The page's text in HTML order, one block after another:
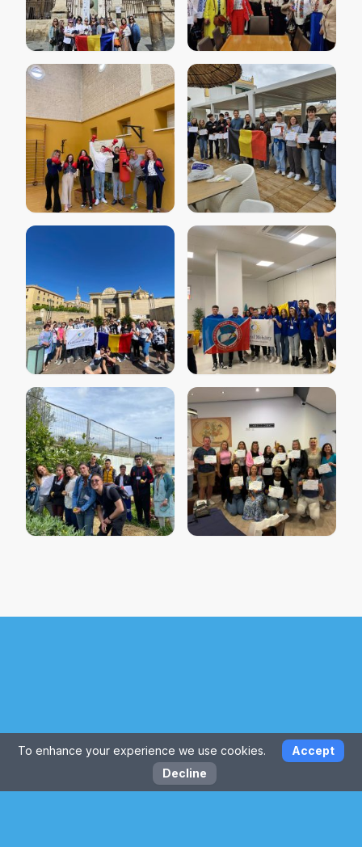
To enhance your experience we use cookies.
Accept
Decline